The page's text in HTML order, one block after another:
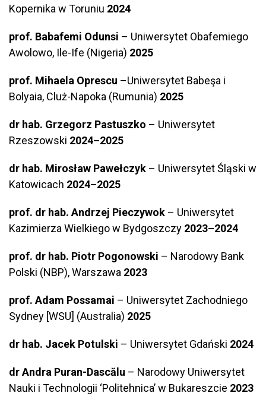
Kopernika w Toruniu 2024
prof. Babafemi Odunsi – Uniwersytet Obafemiego
Awolowo, Ile-Ife (Nigeria) 2025
prof. Mihaela Oprescu –Uniwersytet Babeşa i
Bolyaia, Cluż-Napoka (Rumunia) 2025
dr hab. Grzegorz Pastuszko – Uniwersytet
Rzeszowski 2024–2025
dr hab. Mirosław Pawełczyk – Uniwersytet Śląski w
Katowicach 2024–2025
prof. dr hab. Andrzej Pieczywok – Uniwersytet
Kazimierza Wielkiego w Bydgoszczy 2023–2024
prof. dr hab. Piotr Pogonowski – Narodowy Bank
Polski (NBP), Warszawa 2023
prof. Adam Possamai – Uniwersytet Zachodniego
Sydney [WSU] (Australia) 2025
dr hab. Jacek Potulski – Uniwersytet Gdański 2024
dr Andra Puran-Dascălu – Narodowy Uniwersytet
Nauki i Technologii ‘Politehnica’ w Bukareszcie 2023